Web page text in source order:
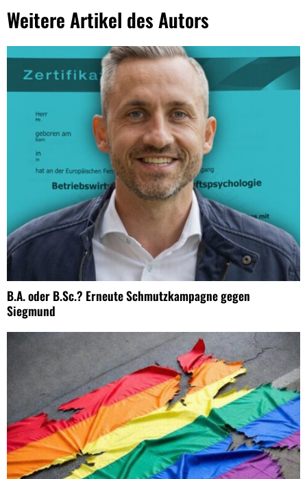
Weitere Artikel des Autors
B.A. oder B.Sc.? Erneute Schmutzkampagne gegen
Siegmund